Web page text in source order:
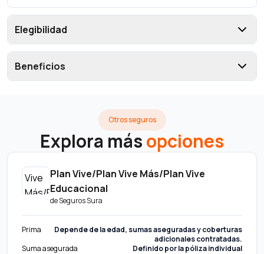
Elegibilidad
Beneficios
Otros seguros
Explora másopciones
Plan Vive/Plan Vive Más/Plan Vive
Educacional
deSeguros Sura
Prima
Depende de la edad, sumas aseguradas y coberturas
adicionales contratadas.
Suma asegurada
Definido por la póliza individual